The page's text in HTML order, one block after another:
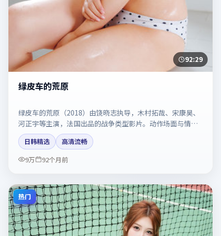
92:29
绿皮车的荒原
绿皮车的荒原（2018）由饶晓志执导，木村拓哉、宋康昊、
河正宇等主演，法国出品的战争类型影片。动作场面与情感
戏比例拿捏得当。剧情简介与主创信息可供检索参考，上映
日期以片方资料为准。
日韩精选
高清流畅
9万
92个月前
热门